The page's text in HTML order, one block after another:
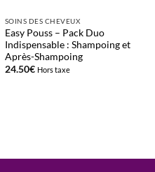
SOINS DES CHEVEUX
Easy Pouss – Pack Duo
Indispensable : Shampoing et
Après-Shampoing
24.50€ Hors taxe